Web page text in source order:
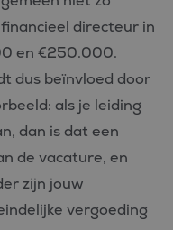
directeur in
en €250.000.
dus beïnvloed door
als je leiding
dan is dat een
de vacature, en
zijn jouw
vergoeding